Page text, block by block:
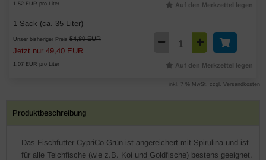
1,52 EUR pro Liter Auf den Merkzettel legen
1 Sack (ca. 35 Liter)
Unser bisheriger Preis 54,89 EUR
Jetzt nur 49,40 EUR
1,07 EUR pro Liter Auf den Merkzettel legen
inkl. 7 % MwSt. zzgl. Versandkosten
Produktbeschreibung
Das Fischfutter CypriCo Grün ist angereichert mit Spirulina und ist
für alle Teichfische (wie z.B. Koi und Goldfische) bestens geeignet.